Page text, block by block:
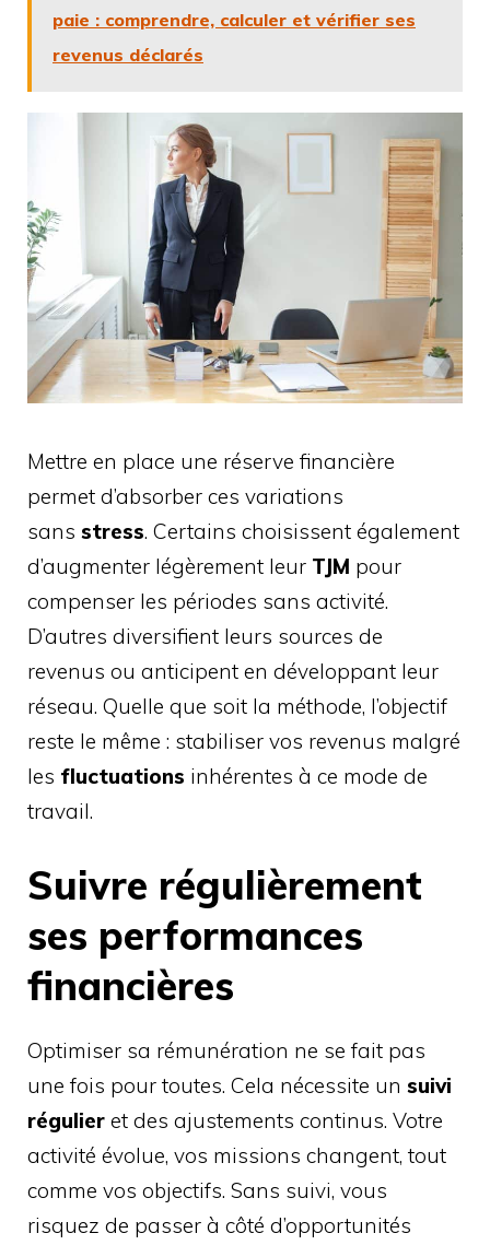
paie : comprendre, calculer et vérifier ses
revenus déclarés
Mettre en place une réserve financière
permet d’absorber ces variations
sans stress. Certains choisissent également
d’augmenter légèrement leur TJM pour
compenser les périodes sans activité.
D’autres diversifient leurs sources de
revenus ou anticipent en développant leur
réseau. Quelle que soit la méthode, l’objectif
reste le même : stabiliser vos revenus malgré
les fluctuations inhérentes à ce mode de
travail.
Suivre régulièrement
ses performances
financières
Optimiser sa rémunération ne se fait pas
une fois pour toutes. Cela nécessite un suivi
régulier et des ajustements continus. Votre
activité évolue, vos missions changent, tout
comme vos objectifs. Sans suivi, vous
risquez de passer à côté d’opportunités